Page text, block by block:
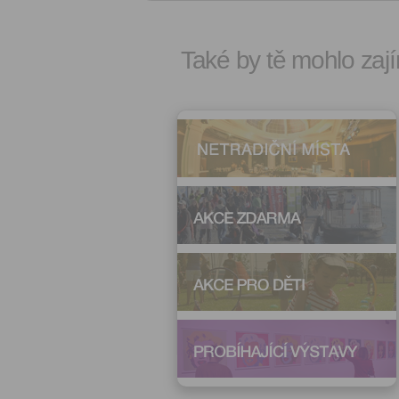
Také by tě mohlo